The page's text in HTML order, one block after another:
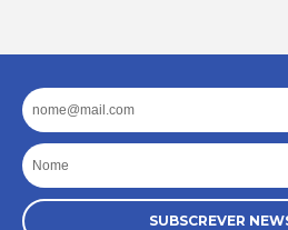
Email
Nome
SUBSCREVER